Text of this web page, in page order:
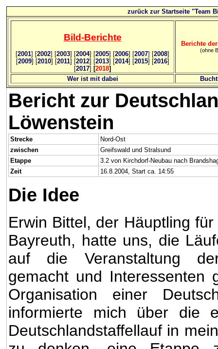
zurück zur Startseite "Team
Bild-Berichte
[2001] [2002] [2003] [2004] [2005] [2006] [2007] [2008]
[2009] [2010] [2011] [2012] [2013] [2014] [2015] [2016]
[2017] [2018]
Berichte
(ohne
Wer ist mit dabei
Bericht zur
Löwenstein
Strecke
Nord-Ost
zwischen
Greifswald und Stralsund
Etappe
3.2 von Kirchdorf-Neubau nach
Zeit
16.8.2004, Start ca. 14:55
Die Idee
Erwin Bittel, der Häuptling
Bayreuth, hatte uns, die
auf die Veranstaltung
gemacht und Interessenten
Organisation einer
informierte mich über die
Deutschlandstaffellauf in